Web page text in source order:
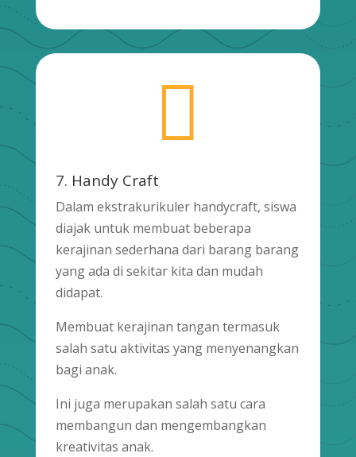

7. Handy Craft
Dalam ekstrakurikuler handycraft, siswa
diajak untuk membuat beberapa
kerajinan sederhana dari barang barang
yang ada di sekitar kita dan mudah
didapat.
Membuat kerajinan tangan termasuk
salah satu aktivitas yang menyenangkan
bagi anak.
Ini juga merupakan salah satu cara
membangun dan mengembangkan
kreativitas anak.